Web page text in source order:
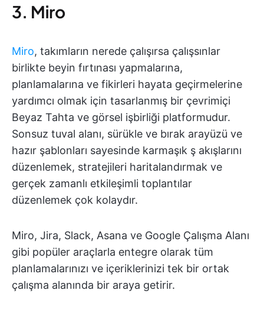
3. Miro
Miro, takımların nerede çalışırsa çalışsınlar
birlikte beyin fırtınası yapmalarına,
planlamalarına ve fikirleri hayata geçirmelerine
yardımcı olmak için tasarlanmış bir çevrimiçi
Beyaz Tahta ve görsel işbirliği platformudur.
Sonsuz tuval alanı, sürükle ve bırak arayüzü ve
hazır şablonları sayesinde karmaşık ş akışlarını
düzenlemek, stratejileri haritalandırmak ve
gerçek zamanlı etkileşimli toplantılar
düzenlemek çok kolaydır.
Miro, Jira, Slack, Asana ve Google Çalışma Alanı
gibi popüler araçlarla entegre olarak tüm
planlamalarınızı ve içeriklerinizi tek bir ortak
çalışma alanında bir araya getirir.